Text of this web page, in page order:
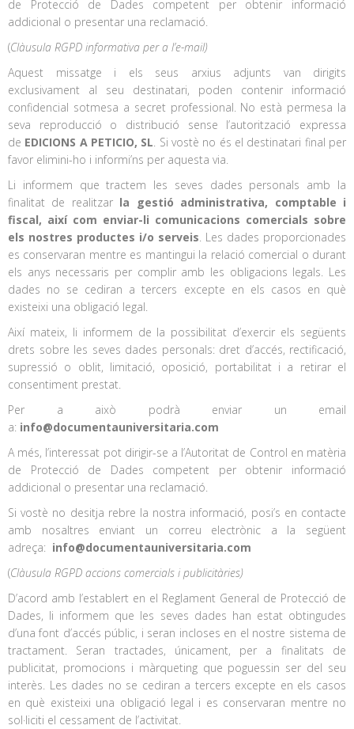
de Protecció de Dades competent per obtenir informació
addicional o presentar una reclamació.
(Clàusula RGPD informativa per a l’e-mail)
Aquest missatge i els seus arxius adjunts van dirigits
exclusivament al seu destinatari, poden contenir informació
confidencial sotmesa a secret professional. No està permesa la
seva reproducció o distribució sense l’autorització expressa
de EDICIONS A PETICIO, SL. Si vostè no és el destinatari final per
favor elimini-ho i informi’ns per aquesta via.
Li informem que tractem les seves dades personals amb la
finalitat de realitzar la gestió administrativa, comptable i
fiscal, així com enviar-li comunicacions comercials sobre
els nostres productes i/o serveis. Les dades proporcionades
es conservaran mentre es mantingui la relació comercial o durant
els anys necessaris per complir amb les obligacions legals. Les
dades no se cediran a tercers excepte en els casos en què
existeixi una obligació legal.
Així mateix, li informem de la possibilitat d’exercir els següents
drets sobre les seves dades personals: dret d’accés, rectificació,
supressió o oblit, limitació, oposició, portabilitat i a retirar el
consentiment prestat.
Per a això podrà enviar un email
a: info@documentauniversitaria.com
A més, l’interessat pot dirigir-se a l’Autoritat de Control en matèria
de Protecció de Dades competent per obtenir informació
addicional o presentar una reclamació.
Si vostè no desitja rebre la nostra informació, posi’s en contacte
amb nosaltres enviant un correu electrònic a la següent
adreça: info@documentauniversitaria.com
(Clàusula RGPD accions comercials i publicitàries)
D’acord amb l’establert en el Reglament General de Protecció de
Dades, li informem que les seves dades han estat obtingudes
d’una font d’accés públic, i seran incloses en el nostre sistema de
tractament. Seran tractades, únicament, per a finalitats de
publicitat, promocions i màrqueting que poguessin ser del seu
interès. Les dades no se cediran a tercers excepte en els casos
en què existeixi una obligació legal i es conservaran mentre no
sol·liciti el cessament de l’activitat.